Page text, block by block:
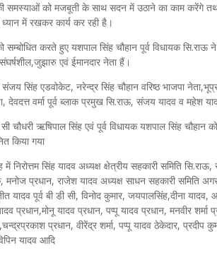
समस्याओं को मजबूती के साथ सदन में उठाने का काम करेंगे
में रखकर कार्य कर रही है।
करते हुए यशपाल सिंह चौहान पूर्व विधायक सि.राऊ
एवं ईमानदार नेता हैं।
सिंह एडवोकेट, नरेन्द्र सिंह चौहान वरिष्ठ भाजपा
देवदत्त वर्मा पूर्व ब्लाक प्रमुख सि.राऊ, संजय यादव व महेश
सी चौधरी ऋषिपाल सिंह एवं पूर्व विधायक यशपाल सिंह
किया गया
में निरोत्तम सिंह यादव अध्यक्ष क्षेत्रीय सहकारी समिति
प्रधान, राजेश यादव अध्यक्ष साधन सहकारी समिति
यादव पूर्व बी डी सी, विनोद कुमार, जयपालसिंह,दीना
प्रधान,मोनू यादव प्रधान, पप्पू यादव प्रधान, मनवीर शर्मा
प्रधान, वीरेंद्र शर्मा, पप्पू यादव ठेकेदार, प्रदीप
यादव आदि